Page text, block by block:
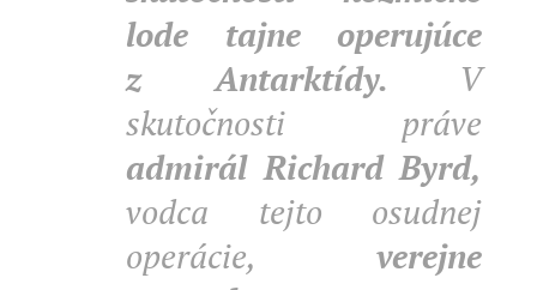
lode tajne operujúce
z Antarktídy. V
skutočnosti práve
admirál Richard Byrd,
vodca tejto osudnej
operácie, verejne